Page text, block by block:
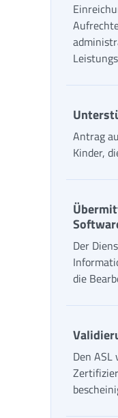
Antrag
Kinder,
Der
die
Den